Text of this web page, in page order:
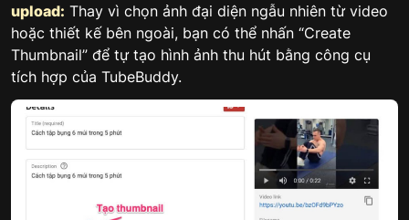
upload: Thay vì chọn ảnh đại diện ngẫu nhiên từ video
hoặc thiết kế bên ngoài, bạn có thể nhấn “Create
Thumbnail” để tự tạo hình ảnh thu hút bằng công cụ
tích hợp của TubeBuddy.